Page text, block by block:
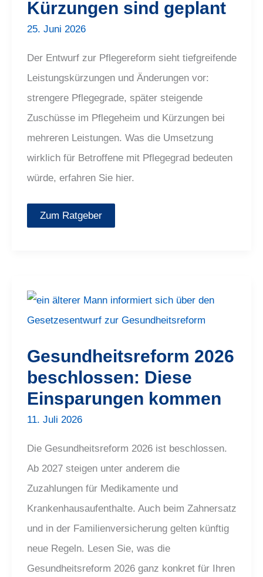
Kürzungen sind geplant
25. Juni 2026
Der Entwurf zur Pflegereform sieht tiefgreifende
Leistungskürzungen und Änderungen vor:
strengere Pflegegrade, später steigende
Zuschüsse im Pflegeheim und Kürzungen bei
mehreren Leistungen. Was die Umsetzung
wirklich für Betroffene mit Pflegegrad bedeuten
würde, erfahren Sie hier.
Zum Ratgeber
Gesundheitsreform 2026
beschlossen: Diese
Einsparungen kommen
11. Juli 2026
Die Gesundheitsreform 2026 ist beschlossen.
Ab 2027 steigen unter anderem die
Zuzahlungen für Medikamente und
Krankenhausaufenthalte. Auch beim Zahnersatz
und in der Familienversicherung gelten künftig
neue Regeln. Lesen Sie, was die
Gesundheitsreform 2026 ganz konkret für Ihren
Gesundheitsreform
2026
beschlossen:
Diese